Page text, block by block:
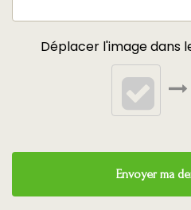
Déplacer l'image dans
Envoyer ma